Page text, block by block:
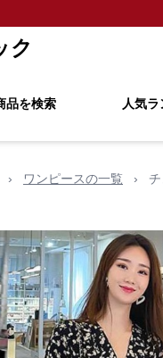
ク
品を検索 人気
› ワンピースの一覧 ›